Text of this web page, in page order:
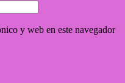
y web en este navegador